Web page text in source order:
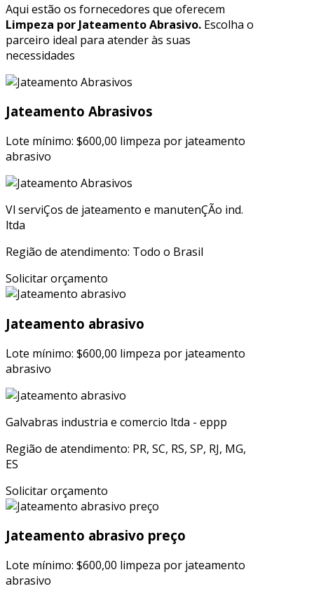
Aqui estão os fornecedores que oferecem
Limpeza por Jateamento Abrasivo. Escolha o
parceiro ideal para atender às suas
necessidades
Jateamento Abrasivos
Lote mínimo: $600,00 limpeza por jateamento
abrasivo
Vl serviÇos de jateamento e manutenÇÃo ind.
ltda
Região de atendimento: Todo o Brasil
Solicitar orçamento
Jateamento abrasivo
Lote mínimo: $600,00 limpeza por jateamento
abrasivo
Galvabras industria e comercio ltda - eppp
Região de atendimento: PR, SC, RS, SP, RJ, MG,
ES
Solicitar orçamento
Jateamento abrasivo preço
Lote mínimo: $600,00 limpeza por jateamento
abrasivo